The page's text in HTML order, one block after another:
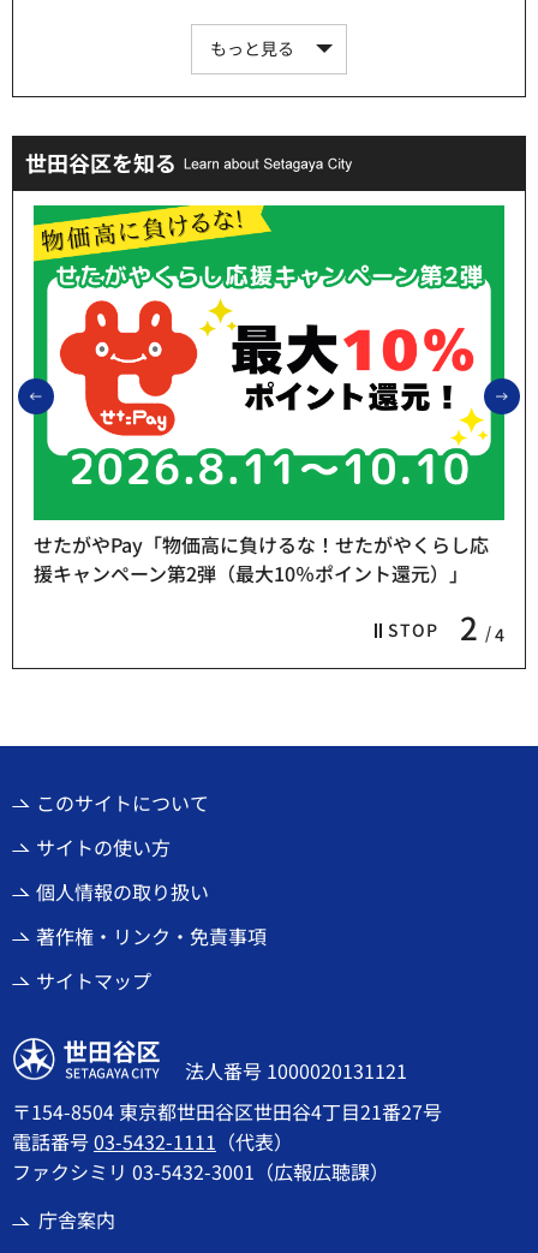
もっと見る
世田谷区を知る
前のスライドを表示
STOP 2 4
せたがやPay「物価高に負けるな！せたがやくらし応
援キャンペーン第2弾（最大10％ポイント還元）」
このサイトについて
サイトの使い方
個人情報の取り扱い
著作権・リンク・免責事項
サイトマップ
世田谷区
法人番号 1000020131121
〒154-8504 東京都世田谷区世田谷4丁目21番27号
電話番号03-5432-1111 （代表）
ファクシミリ 03-5432-3001（広報広聴課）
庁舎案内